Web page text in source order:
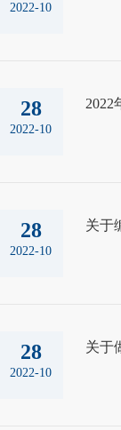
2022-10
28
2022-10
2022
28
2022-10
关于
28
2022-10
关于